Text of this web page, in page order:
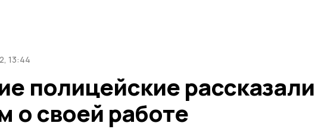
13:44
полицейские рассказали
о своей работе